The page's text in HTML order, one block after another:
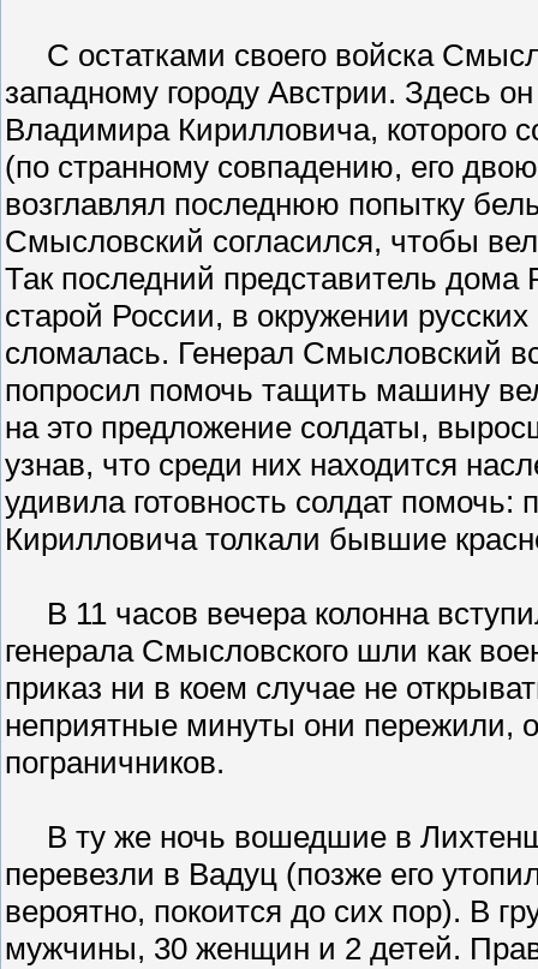
С остатками своего войска
западному городу Австрии. Здесь
Владимира Кирилловича, которого
(по странному совпадению, его
возглавлял последнюю попытку
Смысловский согласился, чтобы
Так последний представитель
старой России, в окружении
сломалась. Генерал Смысловский
попросил помочь тащить машину
на это предложение солдаты,
узнав, что среди них находится
удивила готовность солдат
Кирилловича толкали бывшие
В 11 часов вечера колонна
генерала Смысловского шли как
приказ ни в коем случае не
неприятные минуты они пережили,
пограничников.
В ту же ночь вошедшие в
перевезли в Вадуц (позже его
вероятно, покоится до сих пор). В
мужчины, 30 женщин и 2 детей.